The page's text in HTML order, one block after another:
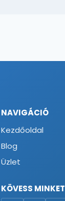
NAVIGÁCIÓ
Kezdőoldal
Blog
Üzlet
KÖVESS MINKET